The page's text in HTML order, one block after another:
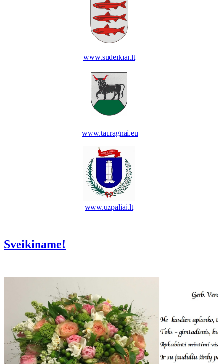
www.sudeikiai.lt
www.tauragnai.eu
www.uzpaliai.lt
Sveikiname!